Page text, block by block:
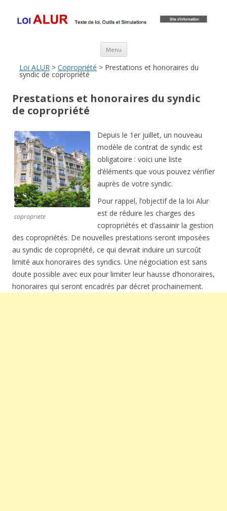
Loi ALUR
ALUR
Menu Aller au contenu principal
Loi ALUR > Copropriété > Prestations et honoraires du
syndic de copropriété
Prestations et honoraires du syndic
de copropriété
copropriete
Depuis le 1er juillet, un nouveau
modèle de contrat de syndic est
obligatoire : voici une liste
d’éléments que vous pouvez vérifier
auprès de votre syndic.
Pour rappel, l’objectif de la loi Alur
est de réduire les charges des
copropriétés et d’assainir la gestion
des copropriétés. De nouvelles prestations seront imposées
au syndic de copropriété, ce qui devrait induire un surcoût
limité aux honoraires des syndics. Une négociation est sans
doute possible avec eux pour limiter leur hausse d’honoraires,
honoraires qui seront encadrés par décret prochainement.